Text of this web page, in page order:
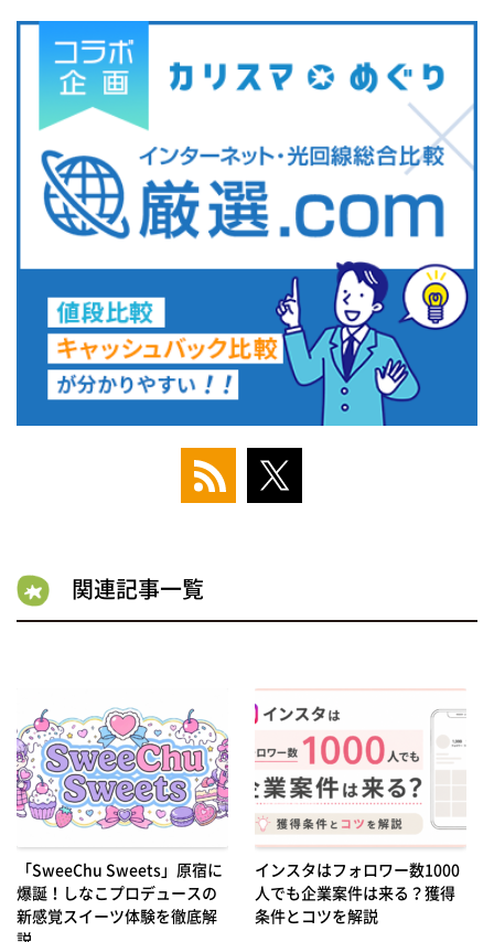
関連記事一覧
「SweeChu Sweets」原宿に
爆誕！しなこプロデュースの
新感覚スイーツ体験を徹底解
インスタはフォロワー数1000
人でも企業案件は来る？獲得
条件とコツを解説